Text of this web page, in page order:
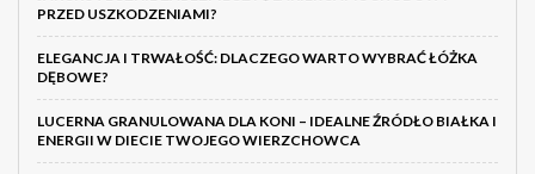
PRZED USZKODZENIAMI?
ELEGANCJA I TRWAŁOŚĆ: DLACZEGO WARTO WYBRAĆ ŁÓŻKA
DĘBOWE?
LUCERNA GRANULOWANA DLA KONI – IDEALNE ŹRÓDŁO BIAŁKA I
ENERGII W DIECIE TWOJEGO WIERZCHOWCA